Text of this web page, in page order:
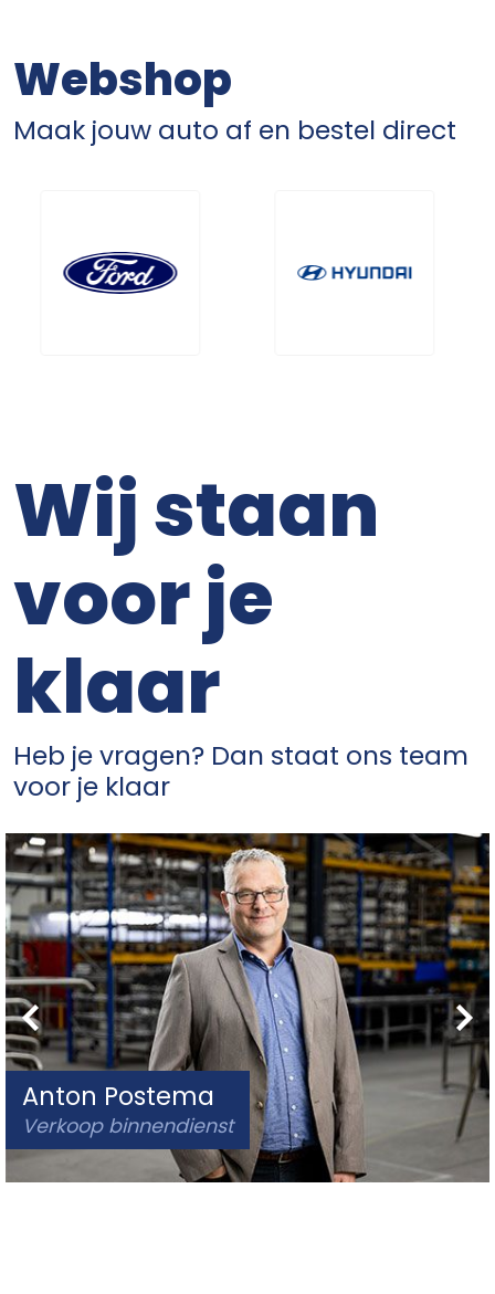
Webshop
Maak jouw auto af en bestel direct
Wij staan
voor je
klaar
Heb je vragen? Dan staat ons team
voor je klaar
Anton Postema
Verkoop binnendienst